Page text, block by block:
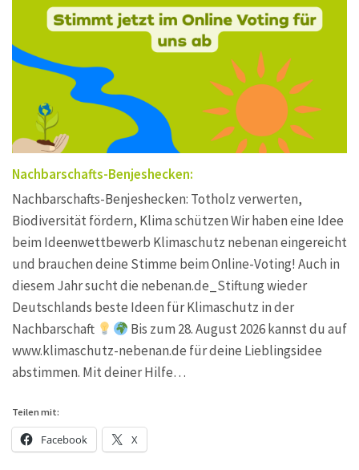
Nachbarschafts-Benjeshecken:
Nachbarschafts-Benjeshecken: Totholz verwerten,
Biodiversität fördern, Klima schützen Wir haben eine Idee
beim Ideenwettbewerb Klimaschutz nebenan eingereicht
und brauchen deine Stimme beim Online-Voting! Auch in
diesem Jahr sucht die nebenan.de_Stiftung wieder
Deutschlands beste Ideen für Klimaschutz in der
Nachbarschaft
Bis zum 28. August 2026 kannst du auf
www.klimaschutz-nebenan.de für deine Lieblingsidee
abstimmen. Mit deiner Hilfe…
Teilen mit:
Facebook X